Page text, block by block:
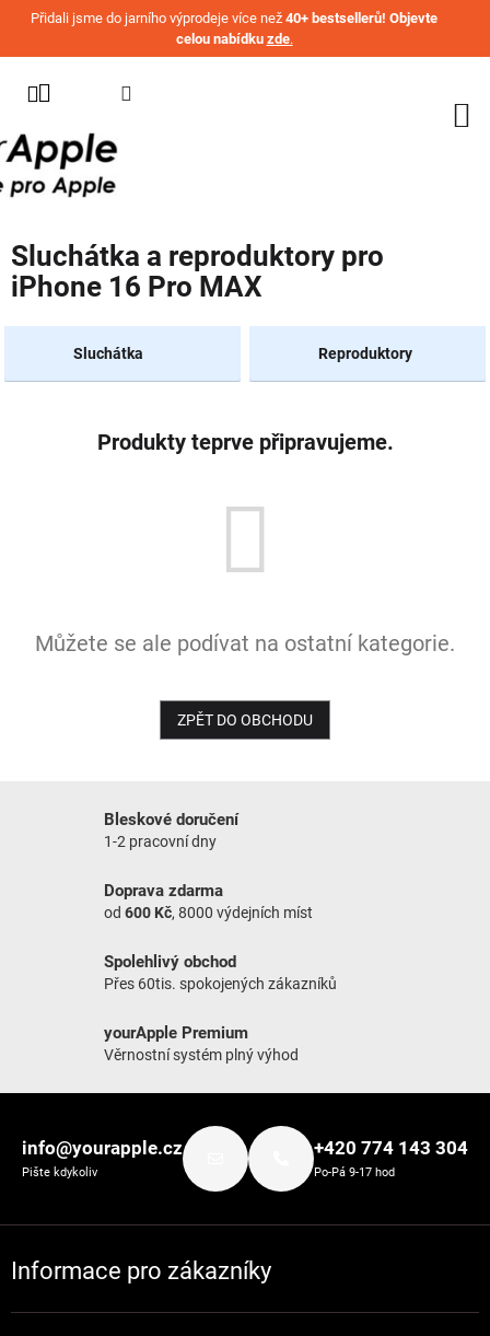
Přejít na obsah
Přidali jsme do jarního výprodeje více než 40+ bestsellerů! Objevte
celou nabídku zde.
IPHONE
MACBOOK
AIRPODS
AIRTAG
Sluchátka a reproduktory pro
iPhone 16 Pro MAX
Sluchátka Reproduktory
Produkty teprve připravujeme.
Můžete se ale podívat na ostatní kategorie.
ZPĚT DO OBCHODU
Bleskové doručení
1-2 pracovní dny
Doprava zdarma
od 600 Kč, 8000 výdejních míst
Spolehlivý obchod
Přes 60tis. spokojených zákazníků
yourApple Premium
Věrnostní systém plný výhod
info@yourapple.cz
Pište kdykoliv
+420 774 143 304
Po-Pá 9-17 hod
Informace pro zákazníky